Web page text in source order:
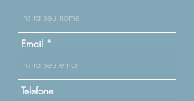
Email
Telefone